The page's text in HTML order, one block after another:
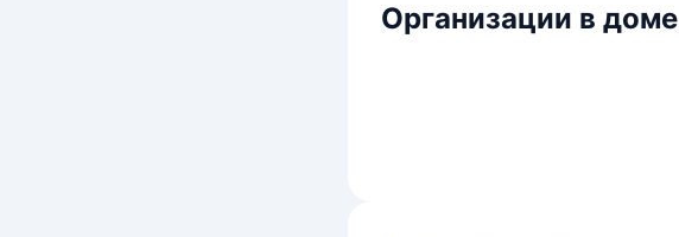
Организации в доме